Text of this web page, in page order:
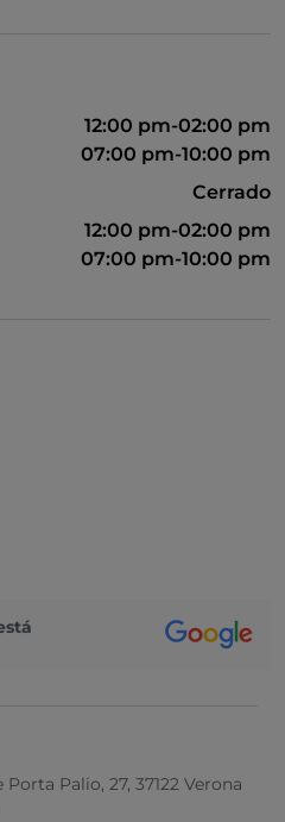
12:00 pm-02:00 pm
07:00 pm-10:00 pm
Cerrado
12:00 pm-02:00 pm
07:00 pm-10:00 pm
Porta Palio, 27, 37122 Verona